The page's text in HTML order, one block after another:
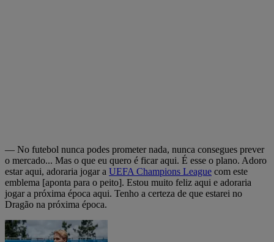
— No futebol nunca podes prometer nada, nunca consegues prever
o mercado... Mas o que eu quero é ficar aqui. É esse o plano. Adoro
estar aqui, adoraria jogar a UEFA Champions League com este
emblema [aponta para o peito]. Estou muito feliz aqui e adoraria
jogar a próxima época aqui. Tenho a certeza de que estarei no
Dragão na próxima época.